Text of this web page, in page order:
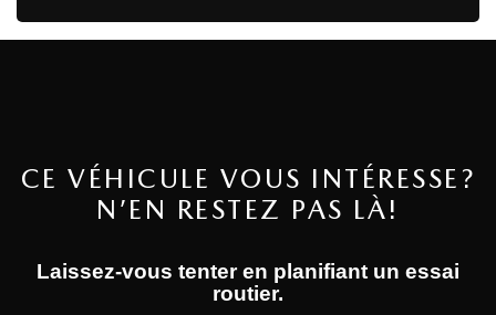
CE VÉHICULE VOUS INTÉRESSE?
N’EN RESTEZ PAS LÀ!
Laissez-vous tenter en planifiant un essai
routier.